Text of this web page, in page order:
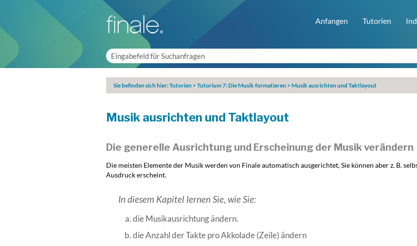
Anfangen Tutorien
Sie befinden sich hier:Tutorien >Tutorium 7: Die Musik formatieren >Musik ausrichten und Taktlayout
Musik ausrichten und Taktlayout
Die generelle Ausrichtung und Erscheinung der Musik verändern
Die meisten Elemente der Musik werden von Finale automatisch ausgerichtet, Sie können aber z. B.
Ausdruck erscheint.
In diesem Kapitel lernen Sie, wie Sie:
die Musikausrichtung ändern.
die Anzahl der Takte pro Akkolade (Zeile) ändern